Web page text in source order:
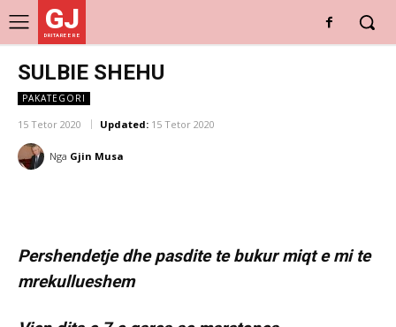
GJ
DRITARE E RE
SULBIE SHEHU
PAKATEGORI
15 Tetor 2020 Updated: 15 Tetor 2020
Nga Gjin Musa
Pershendetje dhe pasdite te bukur miqt e mi te
mrekullueshem